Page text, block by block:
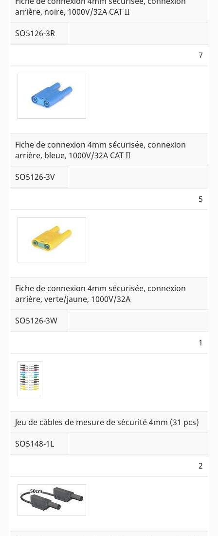
arrière, noire, 1000V/32A CAT II
SO5126-3R
7
Fiche de connexion 4mm sécurisée, connexion
arrière, bleue, 1000V/32A CAT II
SO5126-3V
5
Fiche de connexion 4mm sécurisée, connexion
arrière, verte/jaune, 1000V/32A
SO5126-3W
1
Jeu de câbles de mesure de sécurité 4mm (31 pcs)
SO5148-1L
2